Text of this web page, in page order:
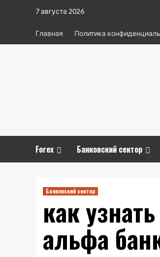
содержимому
7 августа 2026
Главная Политика
Forex Банковский сектор
Банковский сектор
как
альфа